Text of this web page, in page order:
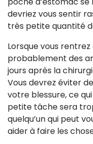
devriez vous sentir
très petite quantité
Lorsque vous
probablement des
jours après la
Vous devrez éviter
votre blessure, ce
petite tâche sera
quelqu’un qui peut
aider à faire les